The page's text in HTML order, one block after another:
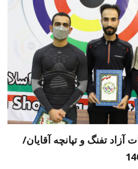
تفنگ و تپانچه آقایان/